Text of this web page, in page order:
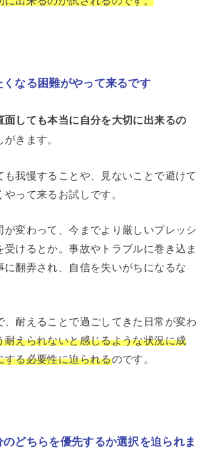
くなる困難がやって来るです
面しても本当に自分を大切に出来るの
きます。
も我慢することや、見ないことで避けて
って来るお試しです。
が変わって、今までより厳しいプレッシ
受けるとか。事故やトラブルに巻き込ま
に翻弄され、自信を失いがちになるな
、耐えることで過ごしてきた日常が変わ
耐えられないと感じるような状況に成
する必要性に迫られるのです。
のどちらを優先するか選択を迫られま